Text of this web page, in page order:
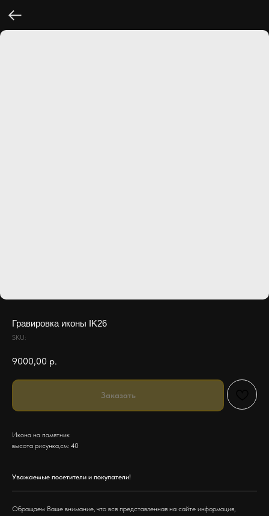
Гравировка иконы IK26
SKU:
9000,00 р.
Заказать
Икона на памятник
высота рисунка,см: 40
Уважаемые посетители и покупатели!
Обращаем Ваше внимание, что вся представленная на сайте информация,